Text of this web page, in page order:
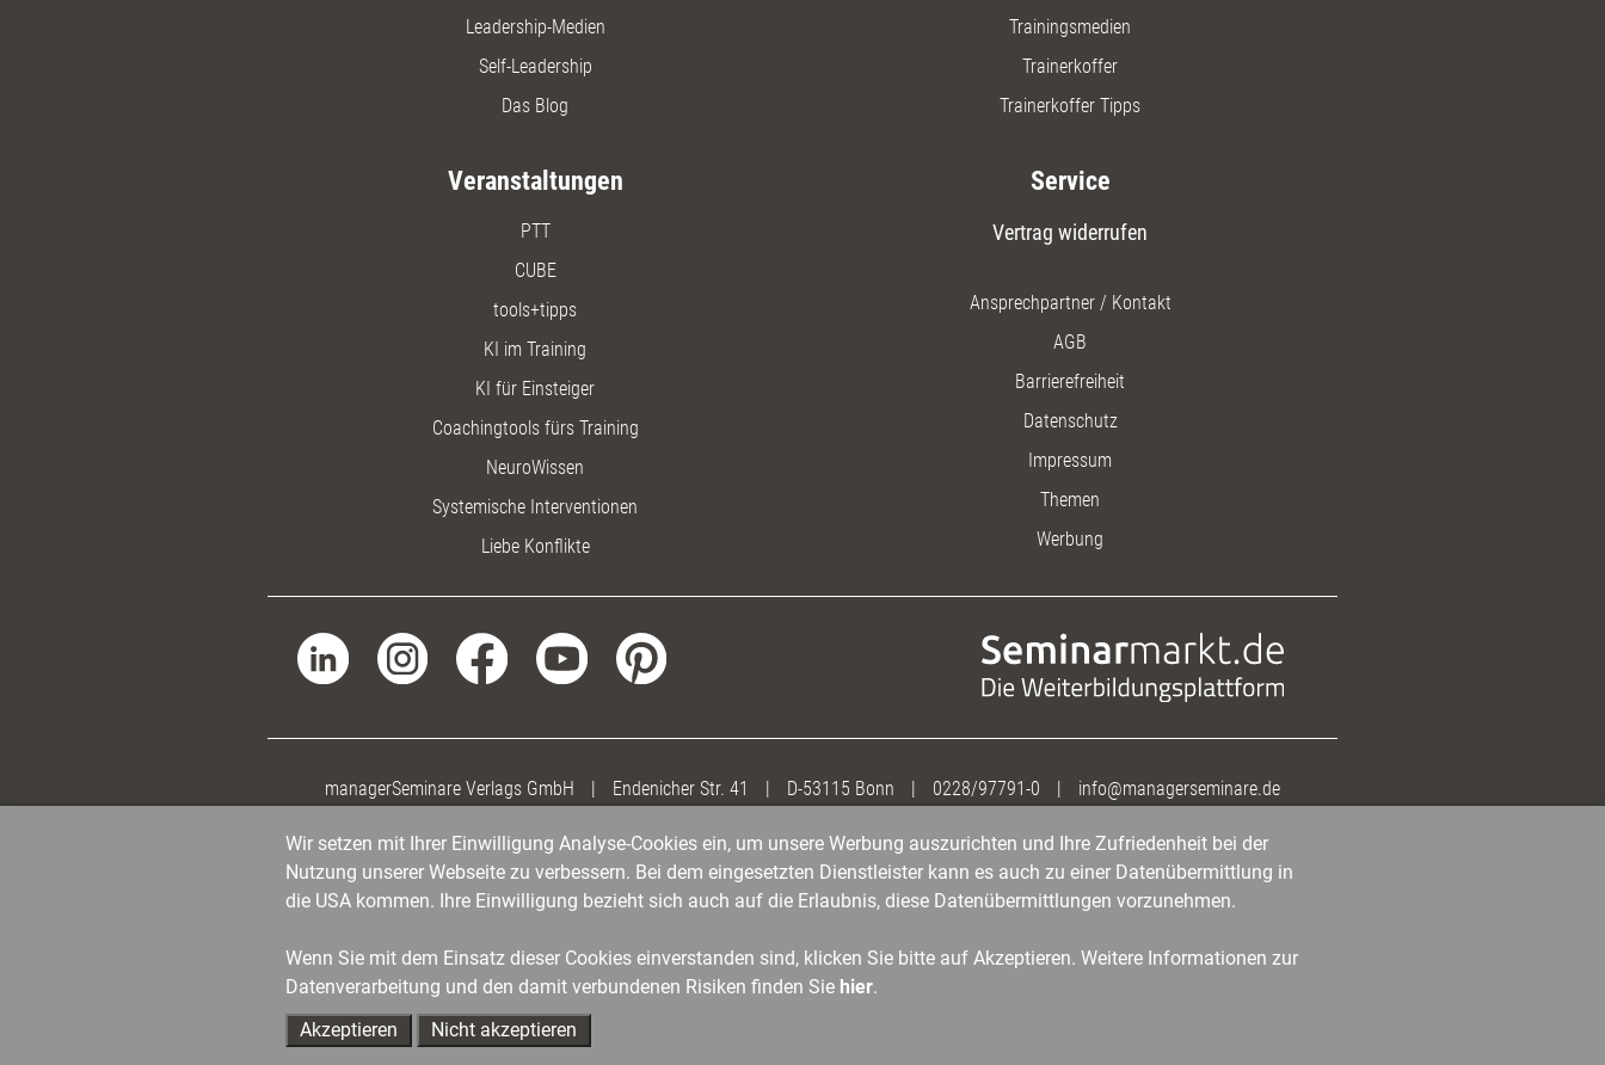
Leadership-Medien
Self-Leadership
Das Blog
Trainingsmedien
Trainerkoffer
Trainerkoffer Tipps
Veranstaltungen
PTT
CUBE
tools+tipps
KI im Training
KI für Einsteiger
Coachingtools fürs Training
NeuroWissen
Systemische Interventionen
Liebe Konflikte
Service
Vertrag widerrufen
Ansprechpartner / Kontakt
AGB
Barrierefreiheit
Datenschutz
Impressum
Themen
Werbung
managerSeminare Verlags GmbH | Endenicher Str. 41 | D-53115 Bonn | 0228/97791-0 | info@managerseminare.de
Wir setzen mit Ihrer Einwilligung Analyse-Cookies ein, um unsere Werbung auszurichten und Ihre Zufriedenheit bei der
Nutzung unserer Webseite zu verbessern. Bei dem eingesetzten Dienstleister kann es auch zu einer Datenübermittlung in
die USA kommen. Ihre Einwilligung bezieht sich auch auf die Erlaubnis, diese Datenübermittlungen vorzunehmen.
Wenn Sie mit dem Einsatz dieser Cookies einverstanden sind, klicken Sie bitte auf Akzeptieren. Weitere Informationen zur
Datenverarbeitung und den damit verbundenen Risiken finden Sie hier.
Akzeptieren
Nicht akzeptieren